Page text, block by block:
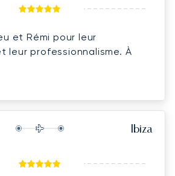
et Rémi pour leur
leur professionnalisme. À
Ibiza